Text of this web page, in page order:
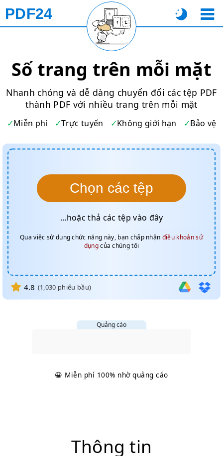
PDF24
Số trang trên mỗi mặt
Nhanh chóng và dễ dàng chuyển đổi các tệp PDF
thành PDF với nhiều trang trên mỗi mặt
Miễn phí Trực tuyến Không giới hạn Bảo vệ
Chọn các tệp
…hoặc thả các tệp vào đây
Qua việc sử dụng chức năng này, bạn chấp nhận điều khoản sử
dụngcủa chúng tôi
4.8 (1,030 phiếu bầu)
Quảng cáo
😀 Miễn phí 100% nhờ quảng cáo
Thông tin